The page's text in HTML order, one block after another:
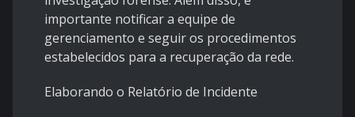
importante notificar a equipe de
gerenciamento e seguir os procedimentos
estabelecidos para a recuperação da rede.
Elaborando o Relatório de Incidente